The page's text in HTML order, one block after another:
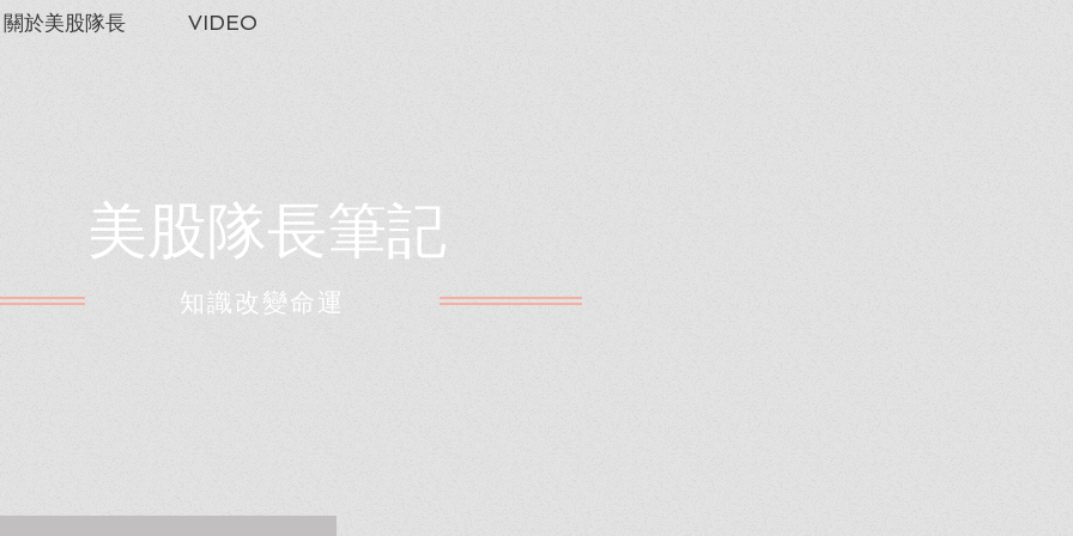
關於美股隊長 VIDEO
美股隊長筆記
​知識改變命運